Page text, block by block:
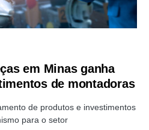
em Minas ganha
de montadoras
de produtos e investimentos
para o setor